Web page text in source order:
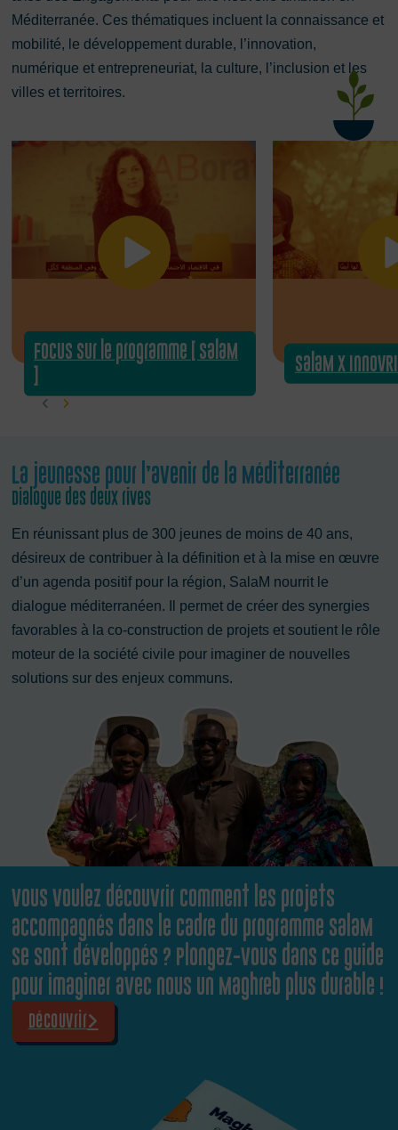
Méditerranée. Ces thématiques incluent la connaissance et
mobilité, le développement durable, l’innovation,
numérique et entrepreneuriat, la culture, l’inclusion et les
villes et territoires.
Focus sur le programme [ SalaM
]
SalaM x
La jeunesse pour l’avenir de la Méditerranée
Dialogue des deux rives
En réunissant plus de 300 jeunes de moins de 40 ans,
désireux de contribuer à la définition et à la mise en œuvre
d’un agenda positif pour la région, SalaM nourrit le
dialogue méditerranéen. Il permet de créer des synergies
favorables à la co-construction de projets et soutient le rôle
moteur de la société civile pour imaginer de nouvelles
solutions sur des enjeux communs.
Vous voulez découvrir comment les projets
accompagnés dans le cadre du programme SalaM
se sont développés ? Plongez-vous dans ce guide
pour imaginer avec nous un Maghreb plus durable !
Découvrir